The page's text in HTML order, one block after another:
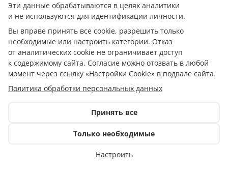
История о молодых влюблённых Ромео и
Джульетте – по-новому созданная
эклектичная картина мира: объемная,
непредсказуемая, будоражащая. Полет над
сюжетом Шекспира происходит через
романтический перевод Пастернака и еще
больше воспаряет от экспериментальных
понятный сегодняшнему зрителю —
Эти данные обрабатываются в целях аналитики
и не используются для идентификации личности.
Вы вправе принять все cookie, разрешить только
необходимые или настроить категории. Отказ
от аналитических cookie не ограничивает доступ
к содержимому сайта. Согласие можно отозвать в любой
момент через ссылку «Настройки Cookie» в подвале сайта.
Политика обработки персональных данных
Принять все
Только необходимые
Настроить